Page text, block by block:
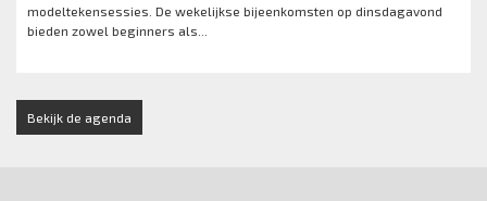
modeltekensessies. De wekelijkse bijeenkomsten op dinsdagavond
bieden zowel beginners als...
Bekijk de agenda